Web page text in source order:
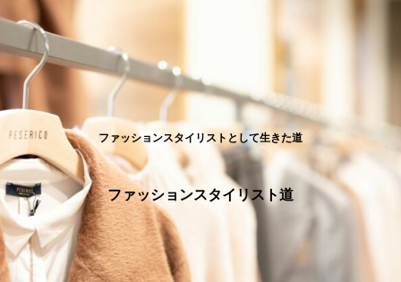
ファッションスタイリストとして生きた道
ファッションスタイリスト道